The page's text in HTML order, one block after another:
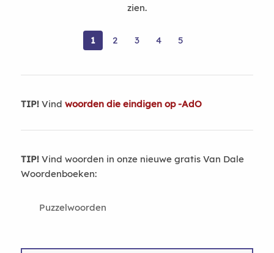
zien.
1 2 3 4 5
TIP!Vind woorden die eindigen op -AdO
TIP!Vind woorden in onze nieuwe gratis Van Dale
Woordenboeken:
Puzzelwoorden